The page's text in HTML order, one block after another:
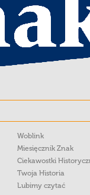
Woblink
Miesięcznik Znak
Ciekawostki
Twoja Historia
Lubimy czytać